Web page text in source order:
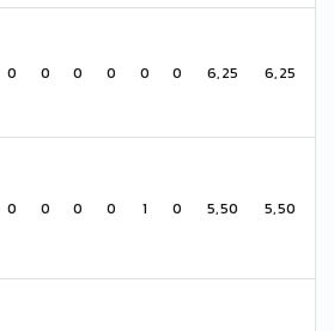
0 0 0 0 0 0 6,25 6,25
0 0 0 0 1 0 5,50 5,50